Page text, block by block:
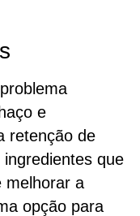
e
retenção de
que
melhorar a
opção para